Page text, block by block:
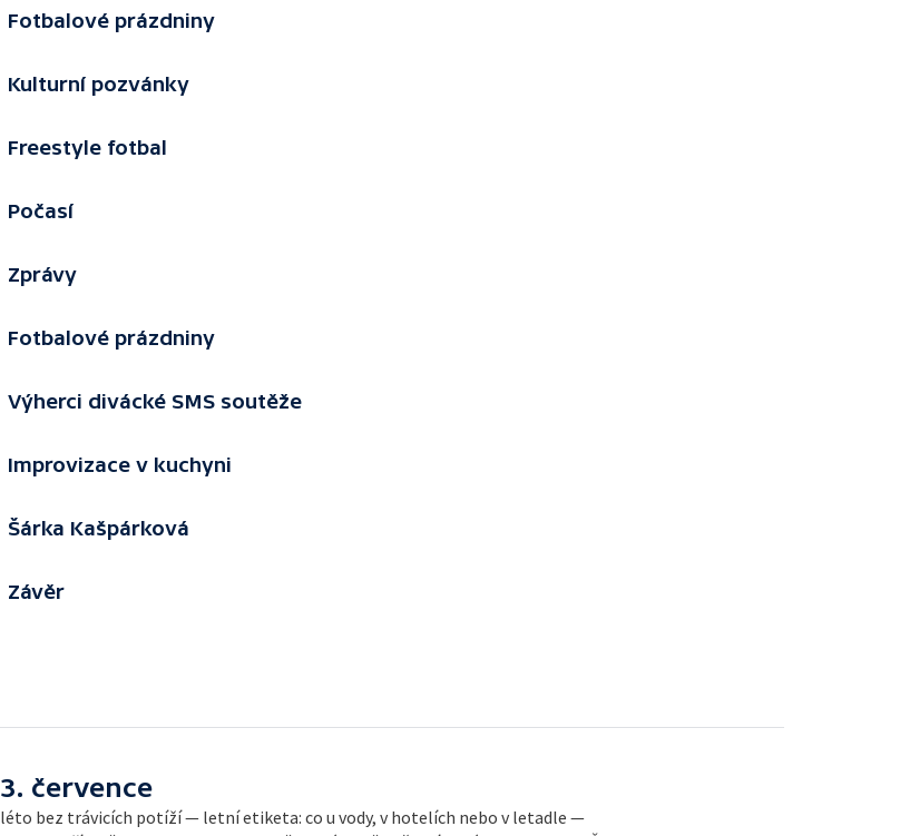
Fotbalové prázdniny
Kulturní pozvánky
Freestyle fotbal
Počasí
Zprávy
Fotbalové prázdniny
Výherci divácké SMS soutěže
Improvizace v kuchyni
Šárka Kašpárková
Závěr
3. července
léto bez trávicích potíží — letní etiketa: co u vody, v hotelích nebo v letadle —